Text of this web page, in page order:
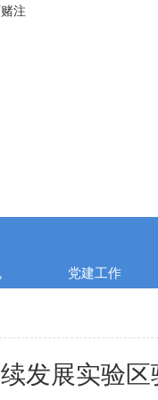
注
党建工作
发展实验区